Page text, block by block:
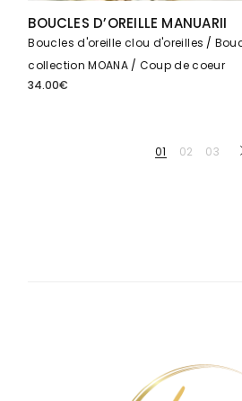
BOUCLES D’OREILLE MANUARII
Boucles d'oreille clou d'oreilles
collection MOANA
Coup de coeur
34.00€
01 02 03